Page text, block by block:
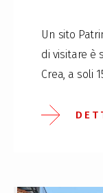
Un sito
di visitare è
Crea, a soli